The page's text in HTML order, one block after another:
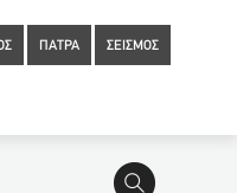
ΠΑΤΡΑ ΣΕΙΣΜΟΣ
η επιτροπή των